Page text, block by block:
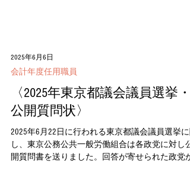
2025年6月6日
会計年度任用職員
〈2025年東京都議会議員選挙・
公開質問状〉